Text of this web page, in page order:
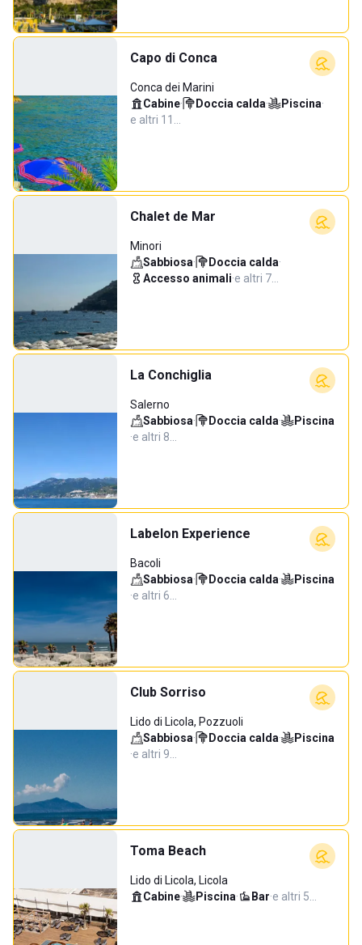
Capo di Conca
Conca dei Marini
Cabine· Doccia calda· Piscina·
e altri 11…
Chalet de Mar
Minori
Sabbiosa· Doccia calda·
Accesso animali·e altri 7…
La Conchiglia
Salerno
Sabbiosa· Doccia calda·
Piscina
·e altri 8…
Labelon Experience
Bacoli
Sabbiosa· Doccia calda·
Piscina
·e altri 6…
Club Sorriso
Lido di Licola, Pozzuoli
Sabbiosa· Doccia calda·
Piscina
·e altri 9…
Toma Beach
Lido di Licola, Licola
Cabine· Piscina· Bar·e altri 5…